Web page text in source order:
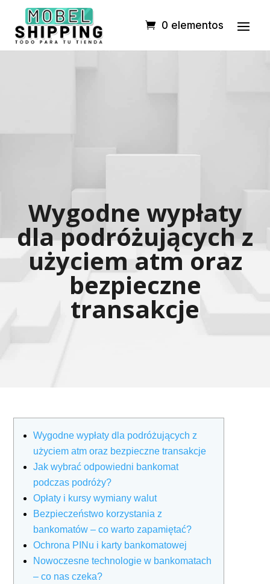
0 elementos
Wygodne wypłaty
dla podróżujących z
użyciem atm oraz
bezpieczne
transakcje
Wygodne wypłaty dla podróżujących z
użyciem atm oraz bezpieczne transakcje
Jak wybrać odpowiedni bankomat
podczas podróży?
Opłaty i kursy wymiany walut
Bezpieczeństwo korzystania z
bankomatów – co warto zapamiętać?
Ochrona PINu i karty bankomatowej
Nowoczesne technologie w bankomatach
– co nas czeka?